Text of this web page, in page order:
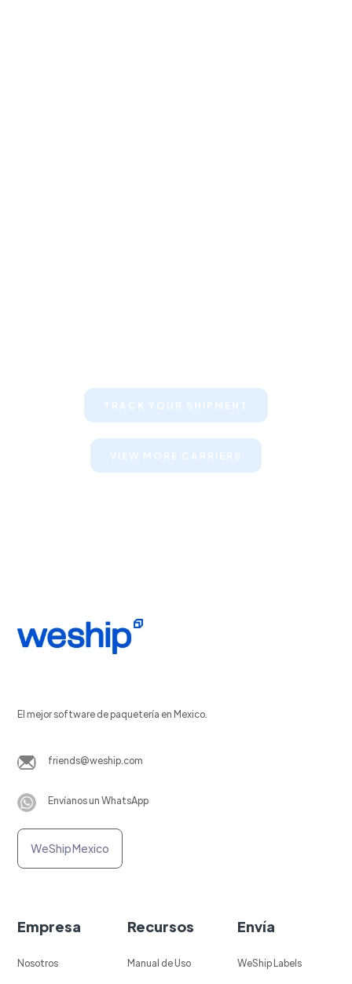
TRACK YOUR SHIPMENT
VIEW MORE CARRIERS
El mejor software de paquetería en Mexico.
friends@weship.com
Envíanos un WhatsApp
WeShip Mexico
Empresa
Nosotros
Recursos
Manual de Uso
Envía
WeShip Labels